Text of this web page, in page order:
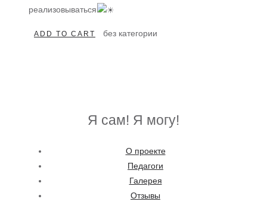
реализовываться
ADD TO CART без категории
Я сам! Я могу!
О проекте
Педагоги
Галерея
Отзывы